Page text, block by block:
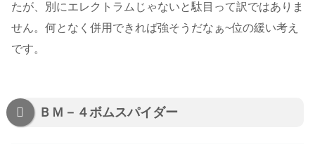
たが、別にエレクトラムじゃないと駄目って訳ではありま
せん。何となく併用できれば強そうだなぁ~位の緩い考え
です。
ＢＭ－４ボムスパイダー